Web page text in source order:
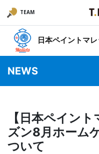
TEAM
日本ペイントマ
NEWS
【日本ペイン
ズン8月ホーム
ついて